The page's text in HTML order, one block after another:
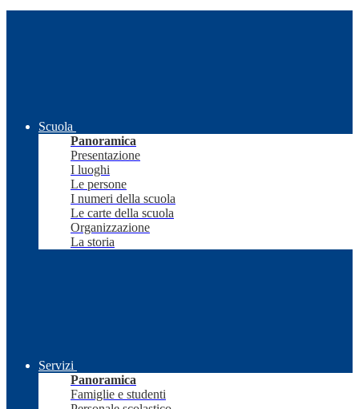
Scuola
Panoramica
Presentazione
I luoghi
Le persone
I numeri della scuola
Le carte della scuola
Organizzazione
La storia
Servizi
Panoramica
Famiglie e studenti